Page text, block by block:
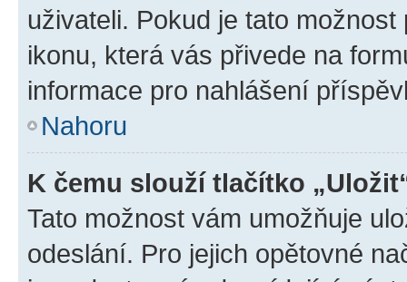
uživateli. Pokud je tato
ikonu, která vás přivede na
informace pro nahlášení
Nahoru
K čemu slouží tlačítko
Tato možnost vám umožňuje
odeslání. Pro jejich opětovné